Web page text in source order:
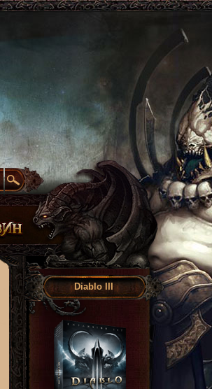
Diablo III